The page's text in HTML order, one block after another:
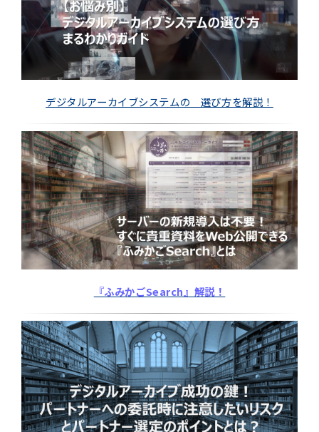
デジタルアーカイブシステムの 選び方を解説！
『ふみかごSearch』解説！